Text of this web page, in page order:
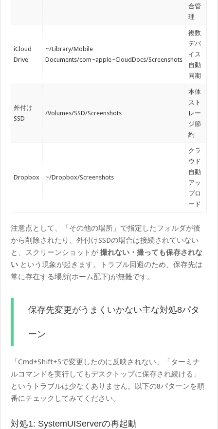
合管
理
iCloud
Drive
~/Library/Mobile
Documents/com~apple~CloudDocs/Screenshots
複数
デバ
イス
自動
同期
外付け
SSD
/Volumes/SSD/Screenshots
本体
スト
レー
ジ節
約
Dropbox ~/Dropbox/Screenshots
クラ
ウド
自動
アッ
プロ
ード
注意点として、「その他の場所」で指定したフォルダが後
から削除されたり、外付けSSDの場合は接続されていない
と、スクリーンショットが撮れない・撮っても保存されな
い という現象が起きます。トラブル回避のため、保存先は
常に存在する場所(ホーム配下)が無難です。
保存先変更がうまくいかない主な対処8パタ
ーン
「Cmd+Shift+5で変更したのに反映されない」「ターミナ
ルコマンドを実行してもデスクトップに保存され続ける」
というトラブルは少なくありません。以下の8パターンを順
番にチェックしてみてください。
対処1: SystemUIServerの再起動